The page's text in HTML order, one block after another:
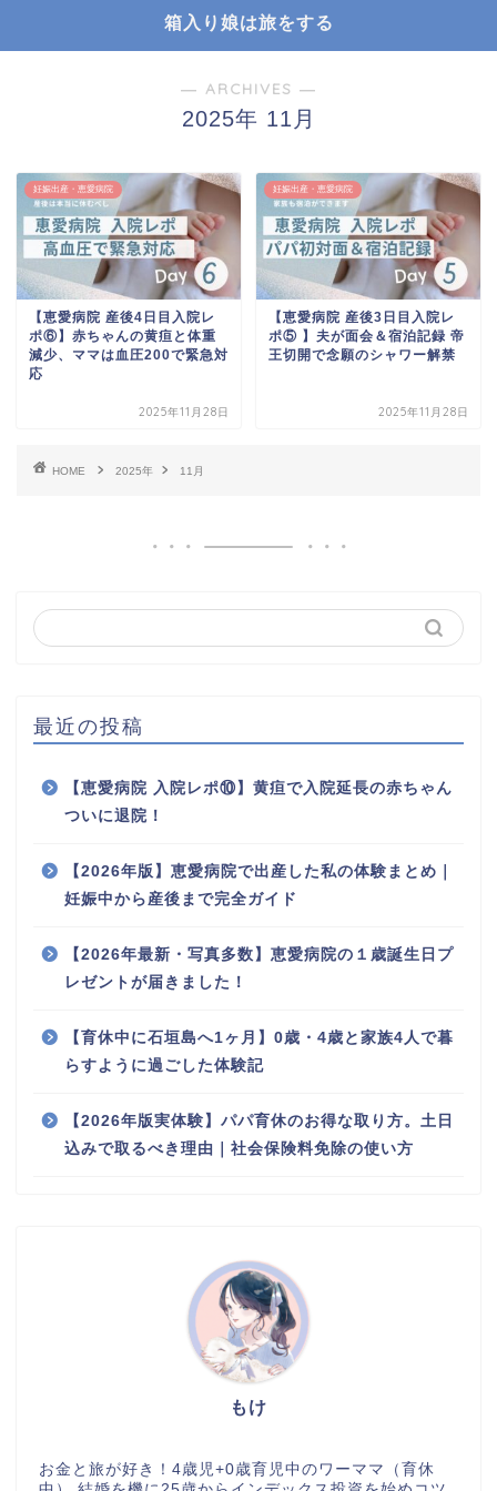
箱入り娘は旅をする
― ARCHIVES ―
2025年 11月
妊娠出産・恵愛病院
【恵愛病院 産後4日目入院レ
ポ⑥】赤ちゃんの黄疸と体重
減少、ママは血圧200で緊急対
応
2025年11月28日
妊娠出産・恵愛病院
【恵愛病院 産後3日目入院レ
ポ⑤ 】夫が面会＆宿泊記録 帝
王切開で念願のシャワー解禁
2025年11月28日
HOME 2025年 11月
最近の投稿
【恵愛病院 入院レポ⑩】黄疸で入院延長の赤ちゃん
ついに退院！
【2026年版】恵愛病院で出産した私の体験まとめ｜
妊娠中から産後まで完全ガイド
【2026年最新・写真多数】恵愛病院の１歳誕生日プ
レゼントが届きました！
【育休中に石垣島へ1ヶ月】0歳・4歳と家族4人で暮
らすように過ごした体験記
【2026年版実体験】パパ育休のお得な取り方。土日
込みで取るべき理由｜社会保険料免除の使い方
もけ
お金と旅が好き！4歳児+0歳育児中のワーママ（育休